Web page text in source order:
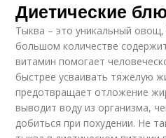
Диетические
Тыква – это уникальный
большом количестве
витамин помогает
быстрее усваивать тяжелую
предотвращает отложение
выводит воду из организма,
добиться при похудении. Не